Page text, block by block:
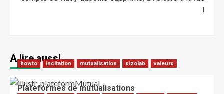
!
A lire aussi
howto incitation mutualisation sizolab valeurs
Plateformes de mutualisations